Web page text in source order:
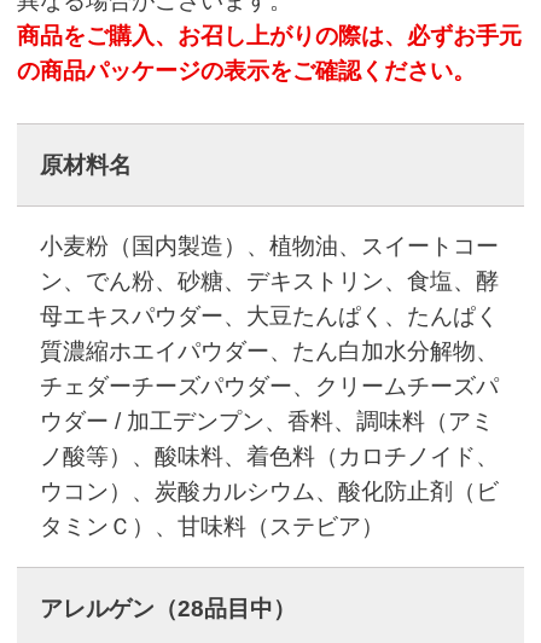
商品をご購入、お召し上がりの際は、必ずお手元
の商品パッケージの表示をご確認ください。
原材料名
小麦粉（国内製造）、植物油、スイートコー
ン、でん粉、砂糖、デキストリン、食塩、酵
母エキスパウダー、大豆たんぱく、たんぱく
質濃縮ホエイパウダー、たん白加水分解物、
チェダーチーズパウダー、クリームチーズパ
ウダー / 加工デンプン、香料、調味料（アミ
ノ酸等）、酸味料、着色料（カロチノイド、
ウコン）、炭酸カルシウム、酸化防止剤（ビ
タミンＣ）、甘味料（ステビア）
アレルゲン （28品目中）